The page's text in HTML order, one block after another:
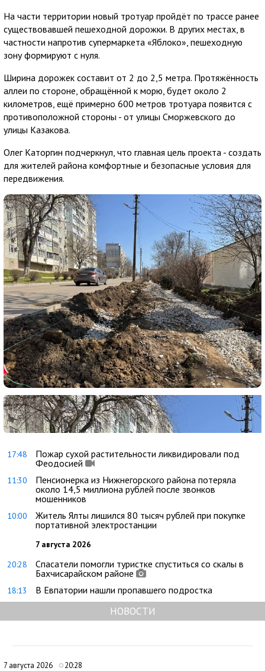
На части территории новый тротуар пройдёт по трассе ранее
существовавшей пешеходной дорожки. В других местах, в
частности напротив супермаркета «Яблоко», пешеходную
зону формируют с нуля.
Ширина дорожек составит от 2 до 2,5 метра. Протяжённость
аллеи по стороне, обращённой к морю, будет около 2
километров, ещё примерно 600 метров тротуара появится с
противоположной стороны - от улицы Сморжевского до
улицы Казакова.
Олег Каторгин подчеркнул, что главная цель проекта - создать
для жителей района комфортные и безопасные условия для
передвижения.
17:48
Пожар сухой растительности ликвидировали под
Феодосией
11:30
Пенсионерка из Нижнегорского района потеряла
около 14,5 миллиона рублей после звонков
мошенников
10:00
Житель Ялты лишился 80 тысяч рублей при покупке
портативной электростанции
7 августа 2026
20:28
Спасатели помогли туристке спуститься со скалы в
Бахчисарайском районе
18:13 В Евпатории нашли пропавшего подростка
НОВОСТИ
7 августа 2026 20:28